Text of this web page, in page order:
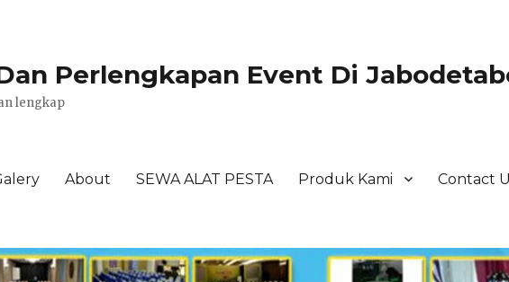
Perlengkapan Event Di
lengkap
About SEWA ALAT PESTA Produk Kami Contact